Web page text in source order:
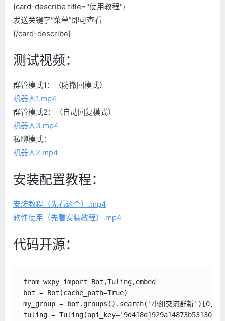
{card-describe title="使用教程"}
发送关键字“菜单”即可查看
{/card-describe}
测试视频：
群管模式1：（防撤回模式）
机器人1.mp4
群管模式2：（自动回复模式）
机器人3.mp4
私聊模式：
机器人2.mp4
安装配置教程：
安装教程（先看这个）.mp4
软件使用（先看安装教程）.mp4
代码开源：
from wxpy import Bot,Tuling,embed
bot = Bot(cache_path=True)
my_group = bot.groups().search('小组交流群新')[0]  #
tuling =